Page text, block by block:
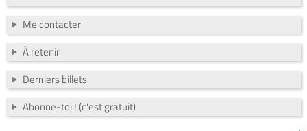
Me contacter
À retenir
Derniers billets
Abonne-toi ! (c'est gratuit)